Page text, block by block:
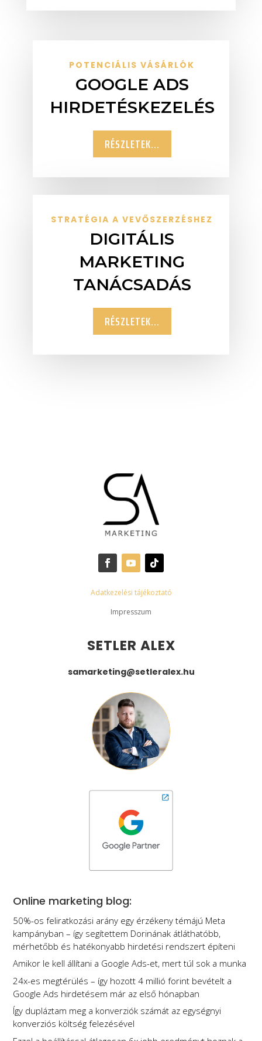
POTENCIÁLIS VÁSÁRLÓK
GOOGLE ADS
HIRDETÉSKEZELÉS
RÉSZLETEK...
STRATÉGIA A VEVŐSZERZÉSHEZ
DIGITÁLIS
MARKETING
TANÁCSADÁS
RÉSZLETEK...
Adatkezelési tájékoztató
Impresszum
SETLER ALEX
samarketing@setleralex.hu
Online marketing blog:
50%-os feliratkozási arány egy érzékeny témájú Meta
kampányban – így segítettem Dorinának átláthatóbb,
mérhetőbb és hatékonyabb hirdetési rendszert építeni
Amikor le kell állítani a Google Ads-et, mert túl sok a munka
24x-es megtérülés – így hozott 4 millió forint bevételt a
Google Ads hirdetésem már az első hónapban
Így dupláztam meg a konverziók számát az egységnyi
konverziós költség felezésével